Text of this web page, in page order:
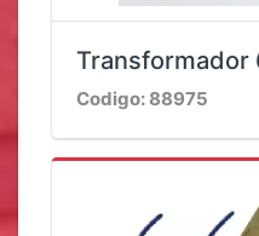
Transformador
Codigo: 88975